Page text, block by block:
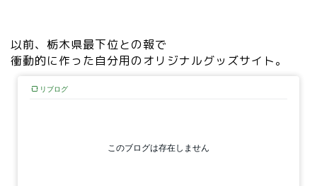
以前、栃木県最下位との報で
衝動的に作った自分用のオリジナルグッズサイト。